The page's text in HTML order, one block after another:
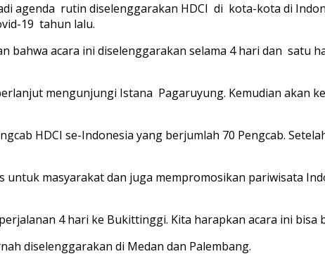
agenda rutin diselenggarakan HDCI di kota-kota di
19 tahun lalu.
bahwa acara ini diselenggarakan selama 4 hari dan satu
mengunjungi Istana Pagaruyung. Kemudian akan
HDCI se-Indonesia yang berjumlah 70 Pengcab.
masyarakat dan juga mempromosikan pariwisata
4 hari ke Bukittinggi. Kita harapkan acara ini bisa
diselenggarakan di Medan dan Palembang.